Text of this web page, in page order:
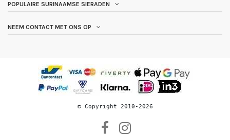
POPULAIRE SURINAAMSE SIERADEN
NEEM CONTACT MET ONS OP
© Copyright 2010-2026